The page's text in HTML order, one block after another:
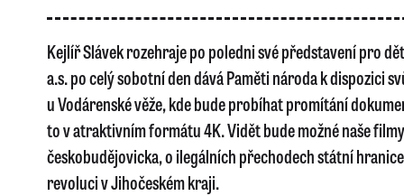
Kejlíř Slávek rozehraje po poledni své představení pro
a.s. po celý sobotní den dává Paměti národa k dispozici
u Vodárenské věže, kde bude probíhat promítání
to v atraktivním formátu 4K. Vidět bude možné naše
českobudějovicka, o ilegálních přechodech státní
revoluci v Jihočeském kraji.